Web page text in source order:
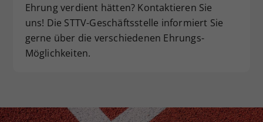
Ehrung verdient hätten? Kontaktieren Sie
uns! Die STTV-Geschäftsstelle informiert Sie
gerne über die verschiedenen Ehrungs-
Möglichkeiten.